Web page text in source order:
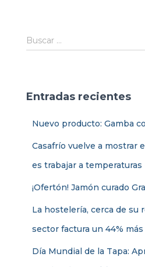
B
u
r
Buscar …
Entradas recientes
Nuevo producto: Gamba
Casafrío vuelve a mostrar
es trabajar a temperaturas
¡Ofertón! Jamón curado
La hostelería, cerca de su
sector factura un 44%
Día Mundial de la Tapa: